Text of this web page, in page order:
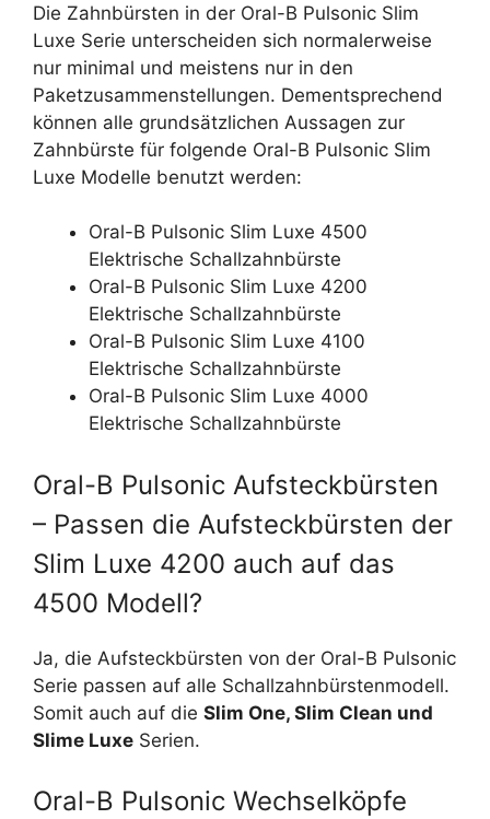
Die Zahnbürsten in der Oral-B Pulsonic Slim
Luxe Serie unterscheiden sich normalerweise
nur minimal und meistens nur in den
Paketzusammenstellungen. Dementsprechend
können alle grundsätzlichen Aussagen zur
Zahnbürste für folgende Oral-B Pulsonic Slim
Luxe Modelle benutzt werden:
Oral-B Pulsonic Slim Luxe 4500
Elektrische Schallzahnbürste
Oral-B Pulsonic Slim Luxe 4200
Elektrische Schallzahnbürste
Oral-B Pulsonic Slim Luxe 4100
Elektrische Schallzahnbürste
Oral-B Pulsonic Slim Luxe 4000
Elektrische Schallzahnbürste
Oral-B Pulsonic Aufsteckbürsten
– Passen die Aufsteckbürsten der
Slim Luxe 4200 auch auf das
4500 Modell?
Ja, die Aufsteckbürsten von der Oral-B Pulsonic
Serie passen auf alle Schallzahnbürstenmodell.
Somit auch auf die Slim One, Slim Clean und
Slime Luxe Serien.
Oral-B Pulsonic Wechselköpfe